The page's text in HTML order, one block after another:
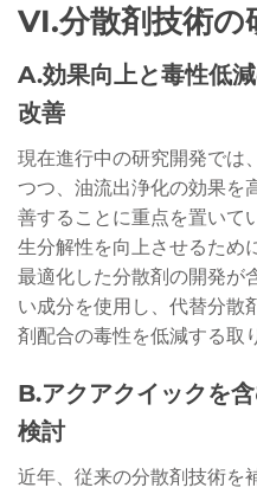
VI.分散剤技術の
A.効果向上と毒性低
改善
現在進行中の研究開発では
つつ、油流出浄化の効果を
善することに重点を置いて
生分解性を向上させるため
最適化した分散剤の開発が
い成分を使用し、代替分散
剤配合の毒性を低減する取
B.アクアクイックを
検討
近年、従来の分散剤技術を